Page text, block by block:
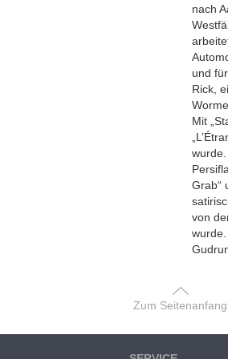
nach
und
Rick,
Mit
Grab“
von
Zum Seitenanfang